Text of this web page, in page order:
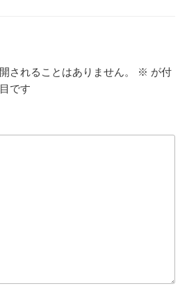
されることはありません。 ※ が付
です